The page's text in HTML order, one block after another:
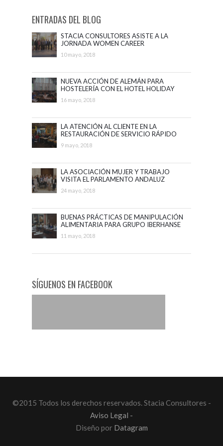
ENTRADAS DEL BLOG
STACIA CONSULTORES ASISTE A LA
JORNADA WOMEN CAREER
10 mayo, 2018
NUEVA ACCIÓN DE ALEMÁN PARA
HOSTELERÍA CON EL HOTEL HOLIDAY
16 mayo, 2018
LA ATENCIÓN AL CLIENTE EN LA
RESTAURACIÓN DE SERVICIO RÁPIDO
9 mayo, 2018
LA ASOCIACIÓN MUJER Y TRABAJO
VISITA EL PARLAMENTO ANDALUZ
24 mayo, 2018
BUENAS PRÁCTICAS DE MANIPULACIÓN
ALIMENTARIA PARA GRUPO IBERHANSE
11 mayo, 2018
SÍGUENOS EN FACEBOOK
©2015 Todos los derechos reservados. Stacia Consultores -
Aviso Legal -
Diseño por Datagram